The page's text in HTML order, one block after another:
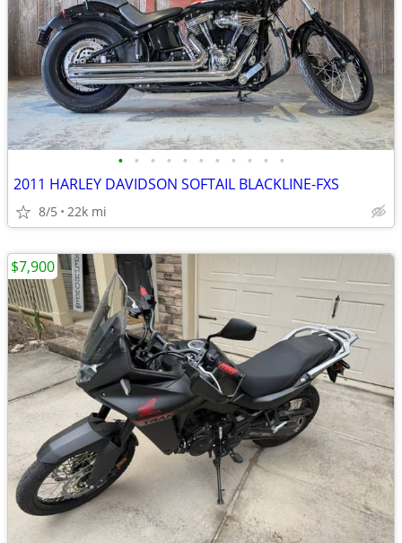
• • • • • • • • • • •
2011 HARLEY DAVIDSON SOFTAIL BLACKLINE-FXS
8/5 22k mi
$7,900